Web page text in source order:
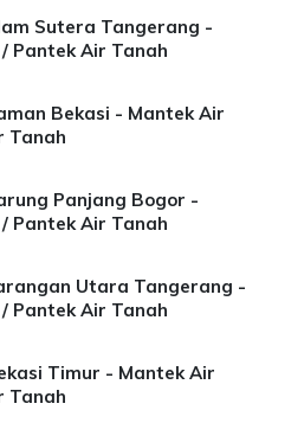
Sutera Tangerang -
Pantek Air Tanah
Bekasi - Mantek Air
Tanah
Panjang Bogor -
Pantek Air Tanah
Utara Tangerang -
Pantek Air Tanah
Timur - Mantek Air
Tanah